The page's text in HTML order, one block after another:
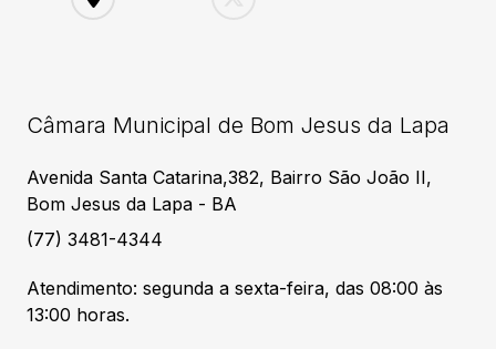
Câmara Municipal de Bom Jesus da Lapa
Avenida Santa Catarina,382, Bairro São João II,
Bom Jesus da Lapa - BA
(77) 3481-4344
Atendimento: segunda a sexta-feira, das 08:00 às
13:00 horas.